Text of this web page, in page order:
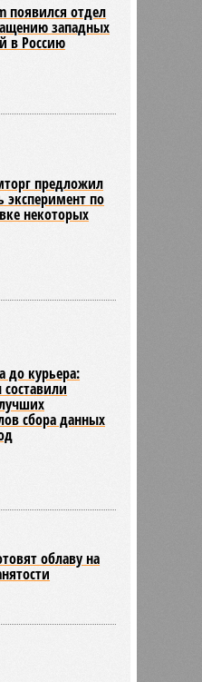
появился отдел
западных
в Россию
предложил
эксперимент по
некоторых
до курьера:
сбора данных
облаву на